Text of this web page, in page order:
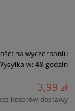
na wyczerpaniu
w: 48 godzin
3,99 zł
kosztów dostawy